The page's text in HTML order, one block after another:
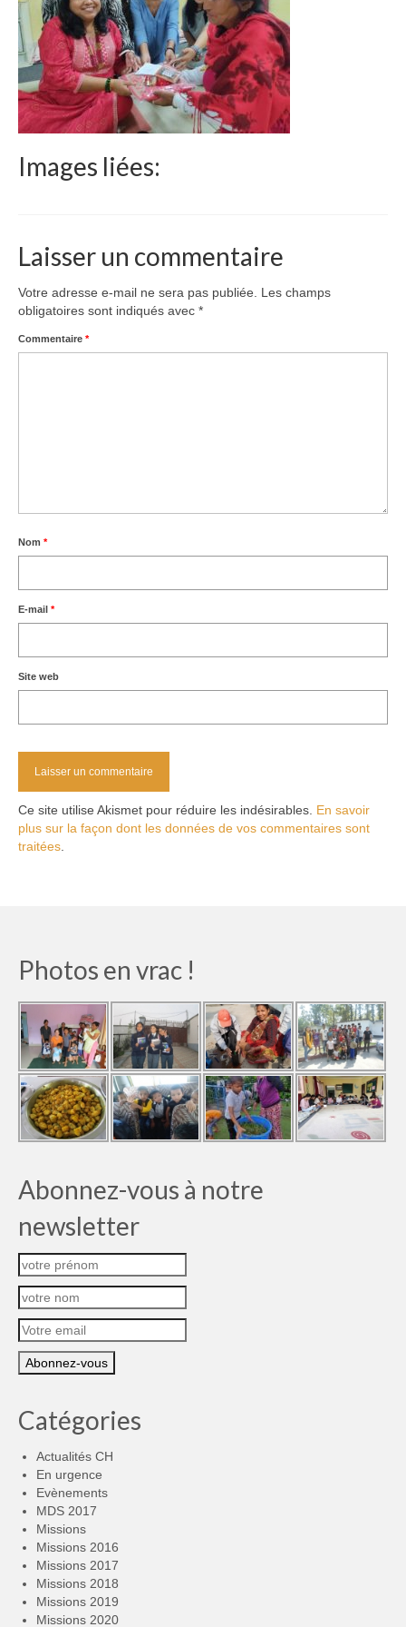
Le Népal
Documents
Parrainages
Missions 2023
Actualités
Images liées:
Laisser un commentaire
Votre adresse e-mail ne sera pas publiée.
Les champs
obligatoires sont indiqués avec *
Commentaire *
Nom *
E-mail *
Site web
Ce site utilise Akismet pour réduire les indésirables. En savoir
plus sur la façon dont les données de vos commentaires sont
traitées
Photos en vrac !
Abonnez-vous à notre
newsletter
Catégories
Actualités CH
En urgence
Evènements
MDS 2017
Missions
Missions 2016
Missions 2017
Missions 2018
Missions 2019
Missions 2020